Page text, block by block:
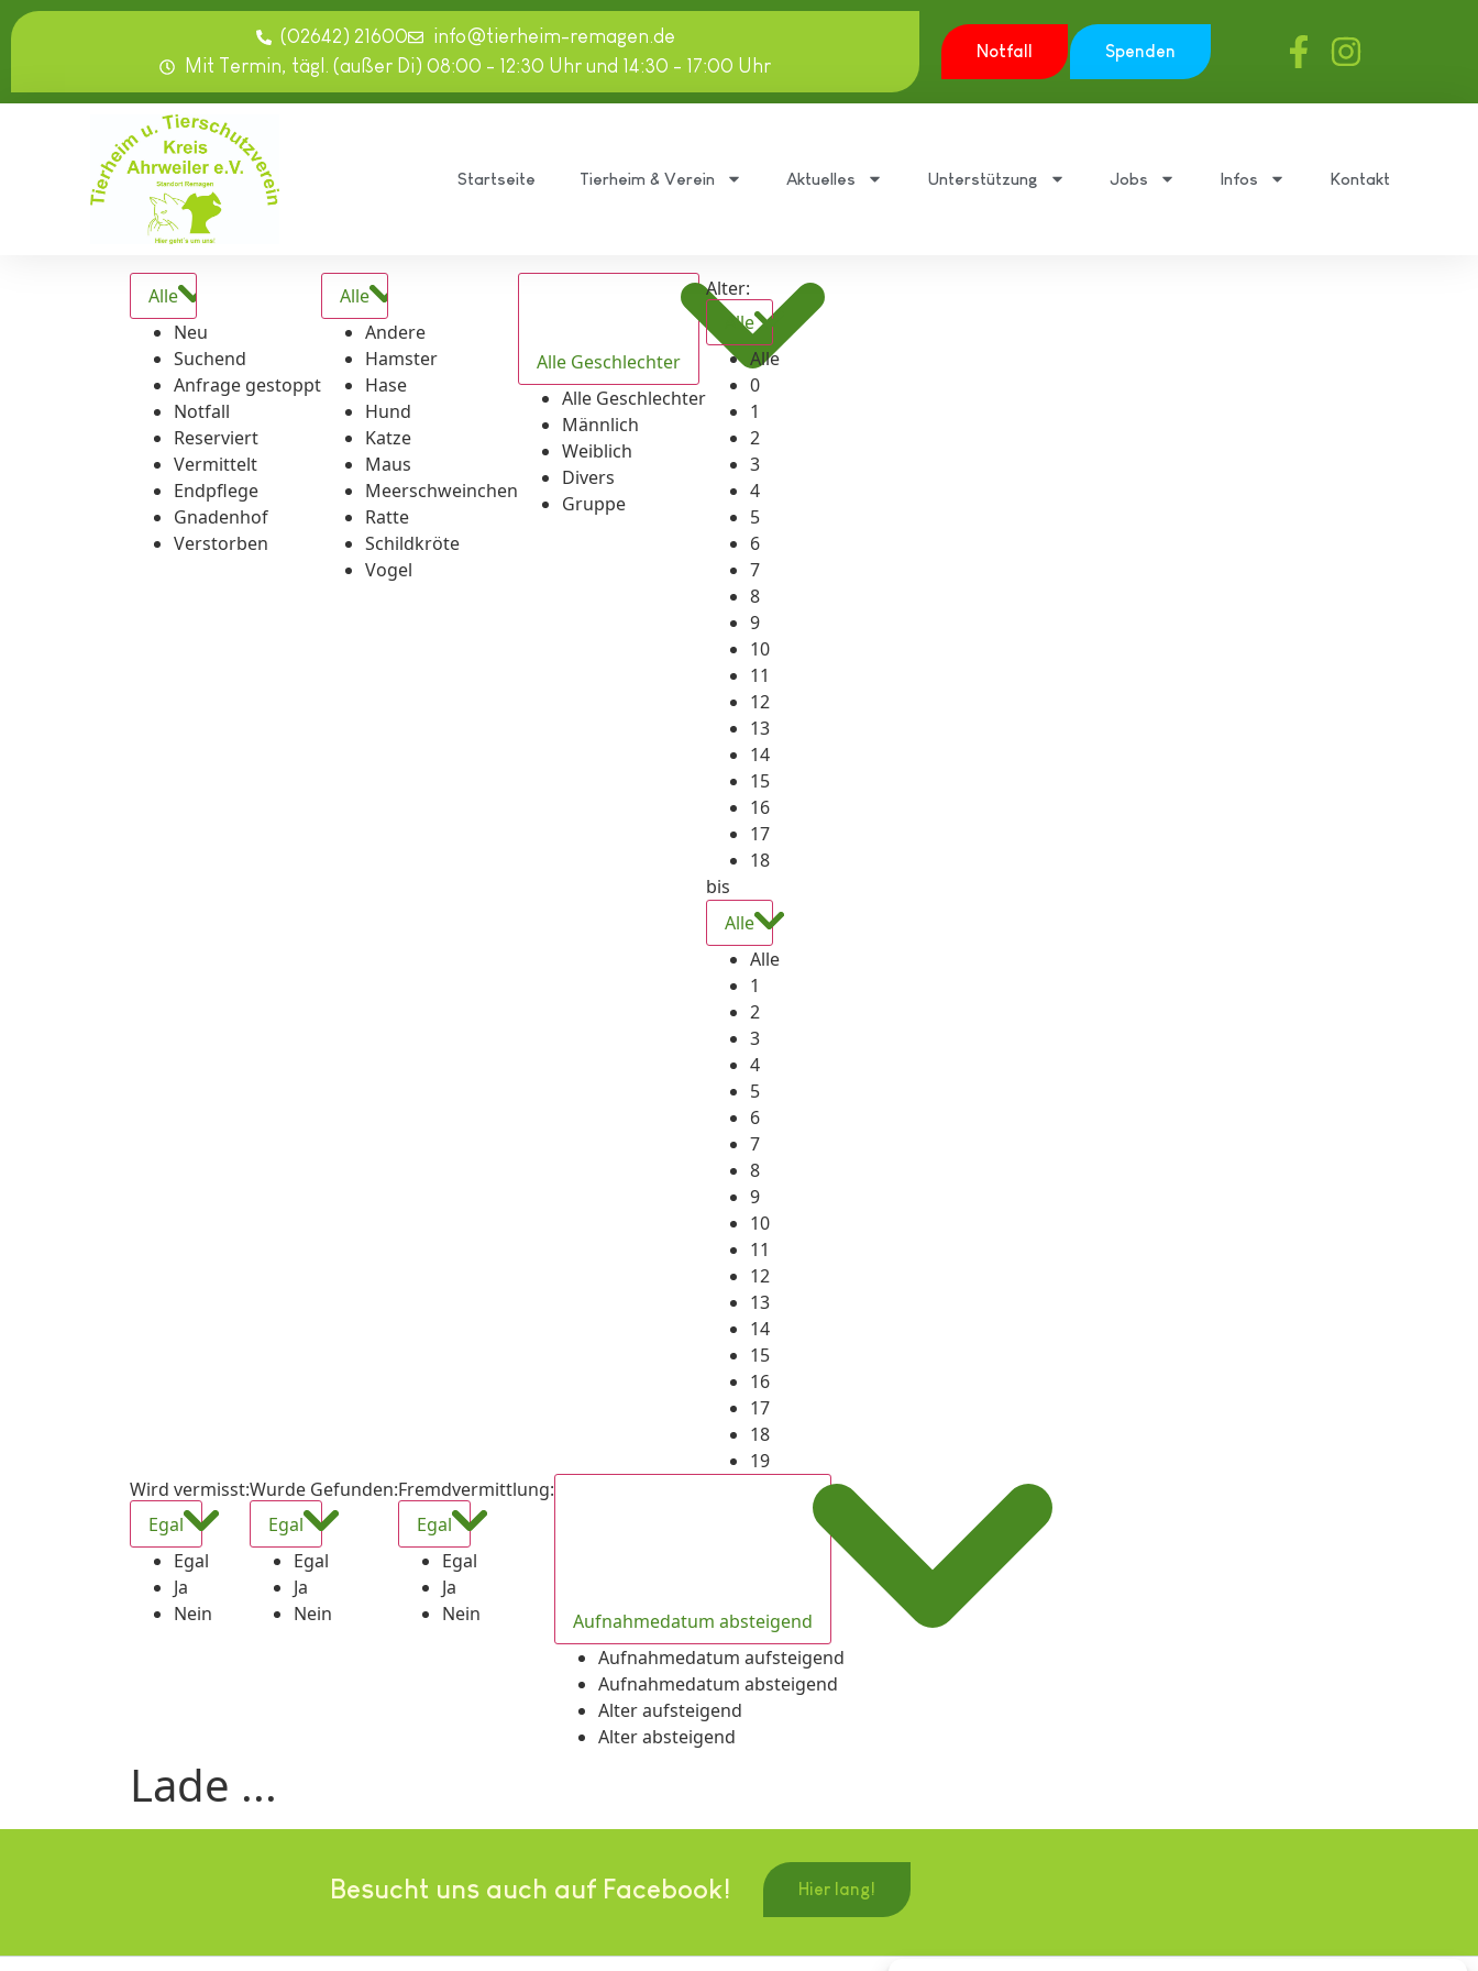
springen
(02642) 21600
info@tierheim-remagen.de
Mit Termin, tägl. (außer Di) 08:00 - 12:30 Uhr und 14:30 - 17:00 Uhr
Notfall Spenden
Startseite Tierheim & Verein Aktuelles Unterstützung Jobs Infos Kontakt
Alle
Neu
Suchend
Anfrage gestoppt
Notfall
Reserviert
Vermittelt
Endpflege
Gnadenhof
Verstorben
Alle
Andere
Hamster
Hase
Hund
Katze
Maus
Meerschweinchen
Ratte
Schildkröte
Vogel
Alle Geschlechter
Alle Geschlechter
Männlich
Weiblich
Divers
Gruppe
Alter:
Alle
Alle
0
1
2
3
4
5
6
7
8
9
10
11
12
13
14
15
16
17
18
bis
Alle
Alle
1
2
3
4
5
6
7
8
9
10
11
12
13
14
15
16
17
18
19
Wird vermisst:
Egal
Egal
Ja
Nein
Wurde Gefunden:
Egal
Egal
Ja
Nein
Fremdvermittlung:
Egal
Egal
Ja
Nein
Aufnahmedatum absteigend
Aufnahmedatum aufsteigend
Aufnahmedatum absteigend
Alter aufsteigend
Alter absteigend
Lade ...
Besucht uns auch auf Facebook! Hier lang!